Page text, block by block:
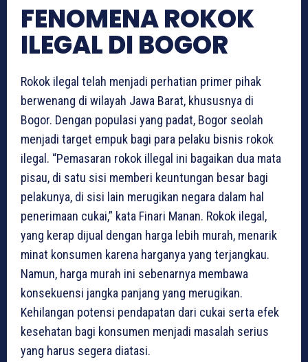
FENOMENA ROKOK
ILEGAL DI BOGOR
Rokok ilegal telah menjadi perhatian primer pihak
berwenang di wilayah Jawa Barat, khususnya di
Bogor. Dengan populasi yang padat, Bogor seolah
menjadi target empuk bagi para pelaku bisnis rokok
ilegal. “Pemasaran rokok illegal ini bagaikan dua mata
pisau, di satu sisi memberi keuntungan besar bagi
pelakunya, di sisi lain merugikan negara dalam hal
penerimaan cukai,” kata Finari Manan. Rokok ilegal,
yang kerap dijual dengan harga lebih murah, menarik
minat konsumen karena harganya yang terjangkau.
Namun, harga murah ini sebenarnya membawa
konsekuensi jangka panjang yang merugikan.
Kehilangan potensi pendapatan dari cukai serta efek
kesehatan bagi konsumen menjadi masalah serius
yang harus segera diatasi.